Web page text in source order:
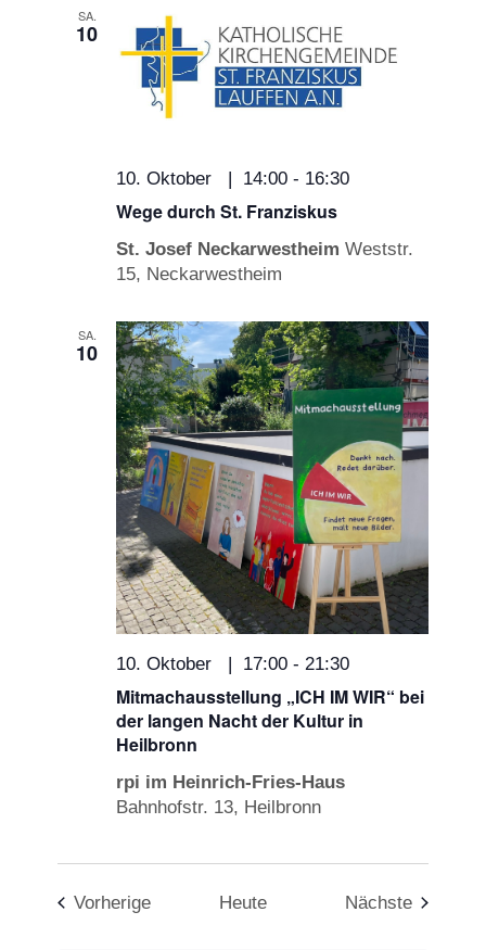
SA.
10
Wege durch St. Franziskus
10. Oktober | 14:00 - 16:30
St. Josef NeckarwestheimWeststr.
15, Neckarwestheim
SA.
10
Mitmachausstellung „ICH IM WIR“ bei
der langen Nacht der Kultur in
Heilbronn
10. Oktober | 17:00 -21:30
rpi im Heinrich-Fries-Haus
Bahnhofstr. 13, Heilbronn
VorherigeVeranstaltungen
Heute Nächste